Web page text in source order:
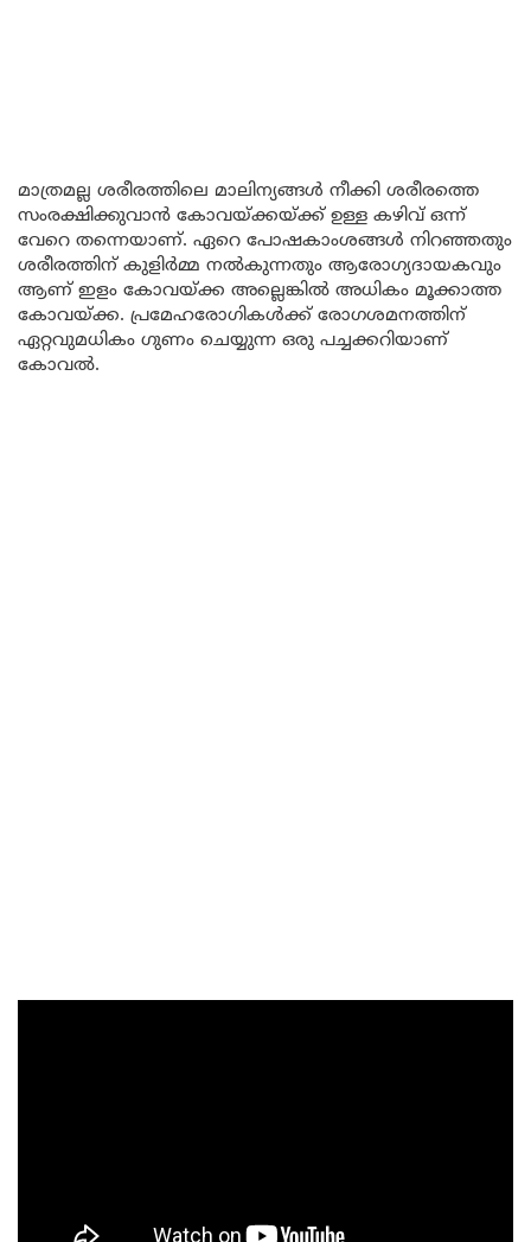
മാത്രമല്ല ശരീരത്തിലെ മാലിന്യങ്ങൾ നീക്കി ശരീരത്തെ
സംരക്ഷിക്കുവാൻ കോവയ്ക്കയ്ക്ക് ഉള്ള കഴിവ് ഒന്ന്
വേറെ തന്നെയാണ്. ഏറെ പോഷകാംശങ്ങൾ നിറഞ്ഞതും
ശരീരത്തിന് കുളിർമ്മ നൽകുന്നതും ആരോഗ്യദായകവും
ആണ് ഇളം കോവയ്ക്ക അല്ലെങ്കിൽ അധികം മൂക്കാത്ത
കോവയ്ക്ക. പ്രമേഹരോഗികൾക്ക് രോഗശമനത്തിന്
ഏറ്റവുമധികം ഗുണം ചെയ്യുന്ന ഒരു പച്ചക്കറിയാണ്
കോവൽ.